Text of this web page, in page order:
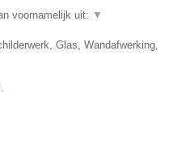
voornamelijk uit: ▼
Glas, Wandafwerking,